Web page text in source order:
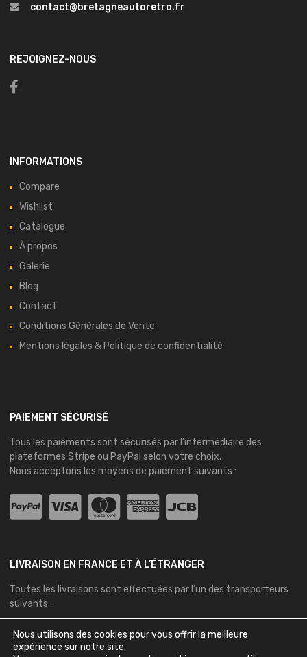
contact@bretagneautoretro.fr
REJOIGNEZ-NOUS
INFORMATIONS
Compare
Wishlist
Catalogue
À propos
Galerie
Blog
Contact
Conditions Générales de Vente
Mentions légales & Politique de confidentialité
PAIEMENT SÉCURISÉ
Tous les paiements sont sécurisés par l’intermédiaire des
plateformes Stripe ou PayPal selon votre choix.
Nous acceptons les moyens de paiement suivants :
LIVRAISON EN FRANCE ET À L’ÉTRANGER
Toutes les livraisons sont effectuées par l’un des transporteurs
suivants :
Nous utilisons des cookies pour vous offrir la meilleure
expérience sur notre site.